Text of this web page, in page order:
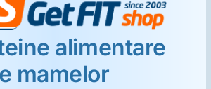
alimentare
mamelor